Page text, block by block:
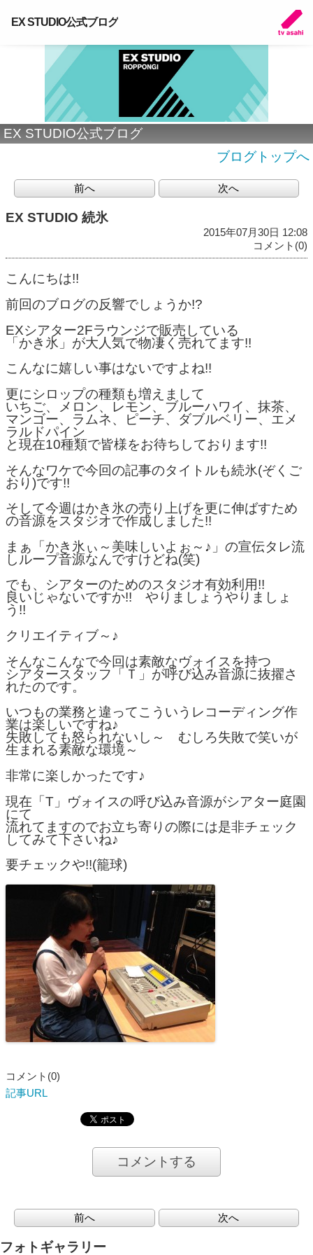
EX STUDIO公式ブログ
EX STUDIO公式ブログ
ブログトップへ
前へ 次へ
EX STUDIO 続氷
2015年07月30日 12:08
コメント(0)
こんにちは!!
前回のブログの反響でしょうか!?
EXシアター2Fラウンジで販売している
「かき氷」が大人気で物凄く売れてます!!
こんなに嬉しい事はないですよね!!
更にシロップの種類も増えまして
いちご、メロン、レモン、ブルーハワイ、抹茶、
マンゴー、ラムネ、ピーチ、ダブルベリー、エメ
ラルドパイン
と現在10種類で皆様をお待ちしております!!
そんなワケで今回の記事のタイトルも続氷(ぞくご
おり)です!!
そして今週はかき氷の売り上げを更に伸ばすため
の音源をスタジオで作成しました!!
まぁ「かき氷ぃ～美味しいよぉ～♪」の宣伝タレ流
しループ音源なんですけどね(笑)
でも、シアターのためのスタジオ有効利用!!
良いじゃないですか!! やりましょうやりましょ
う!!
クリエイティブ～♪
そんなこんなで今回は素敵なヴォイスを持つ
シアタースタッフ「Ｔ」が呼び込み音源に抜擢さ
れたのです。
いつもの業務と違ってこういうレコーディング作
業は楽しいですね♪
失敗しても怒られないし～ むしろ失敗で笑いが
生まれる素敵な環境～
非常に楽しかったです♪
現在「T」ヴォイスの呼び込み音源がシアター庭園
にて
流れてますのでお立ち寄りの際には是非チェック
してみて下さいね♪
要チェックや!!(籠球)
コメント(0)
記事URL
コメントする
前へ 次へ
フォトギャラリー